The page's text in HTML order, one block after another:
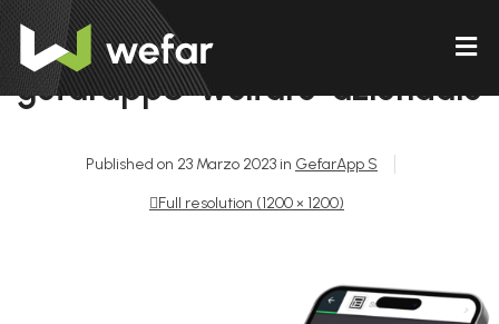
gefarappS-welfare-aziendale
Published on 23 Marzo 2023 in GefarApp S
Full resolution (1200 × 1200)